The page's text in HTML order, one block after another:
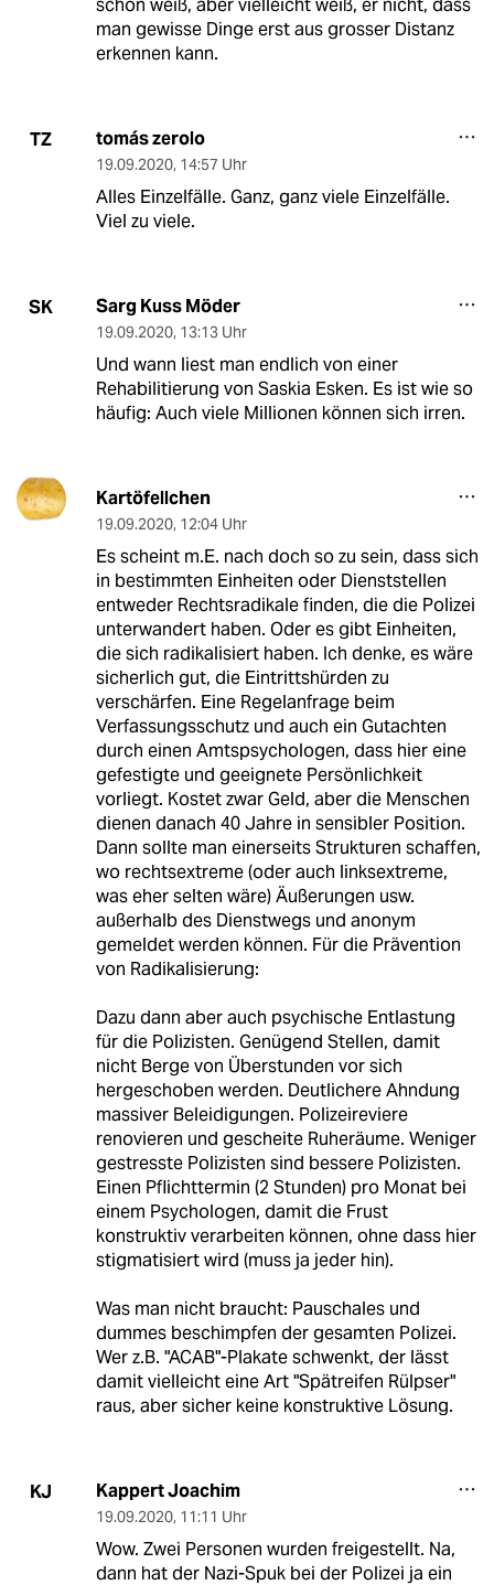
schon weiß, aber vielleicht weiß, er nicht, dass
man gewisse Dinge erst aus grosser Distanz
erkennen kann.
TZ tomás zerolo
19.09.2020, 14:57 Uhr
Alles Einzelfälle. Ganz, ganz viele Einzelfälle.
Viel zu viele.
SK Sarg Kuss Möder
19.09.2020, 13:13 Uhr
Und wann liest man endlich von einer
Rehabilitierung von Saskia Esken. Es ist wie so
häufig: Auch viele Millionen können sich irren.
Kartöfellchen
19.09.2020, 12:04 Uhr
Es scheint m.E. nach doch so zu sein, dass sich
in bestimmten Einheiten oder Dienststellen
entweder Rechtsradikale finden, die die Polizei
unterwandert haben. Oder es gibt Einheiten,
die sich radikalisiert haben. Ich denke, es wäre
sicherlich gut, die Eintrittshürden zu
verschärfen. Eine Regelanfrage beim
Verfassungsschutz und auch ein Gutachten
durch einen Amtspsychologen, dass hier eine
gefestigte und geeignete Persönlichkeit
vorliegt. Kostet zwar Geld, aber die Menschen
dienen danach 40 Jahre in sensibler Position.
Dann sollte man einerseits Strukturen schaffen,
wo rechtsextreme (oder auch linksextreme,
was eher selten wäre) Äußerungen usw.
außerhalb des Dienstwegs und anonym
gemeldet werden können. Für die Prävention
von Radikalisierung:
Dazu dann aber auch psychische Entlastung
für die Polizisten. Genügend Stellen, damit
nicht Berge von Überstunden vor sich
hergeschoben werden. Deutlichere Ahndung
massiver Beleidigungen. Polizeireviere
renovieren und gescheite Ruheräume. Weniger
gestresste Polizisten sind bessere Polizisten.
Einen Pflichttermin (2 Stunden) pro Monat bei
einem Psychologen, damit die Frust
konstruktiv verarbeiten können, ohne dass hier
stigmatisiert wird (muss ja jeder hin).
Was man nicht braucht: Pauschales und
dummes beschimpfen der gesamten Polizei.
Wer z.B. "ACAB"-Plakate schwenkt, der lässt
damit vielleicht eine Art "Spätreifen Rülpser"
raus, aber sicher keine konstruktive Lösung.
KJ Kappert Joachim
19.09.2020, 11:11 Uhr
Wow. Zwei Personen wurden freigestellt. Na,
dann hat der Nazi-Spuk bei der Polizei ja ein